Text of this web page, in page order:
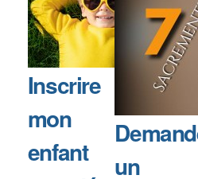
Inscrire
mon
enfant
un